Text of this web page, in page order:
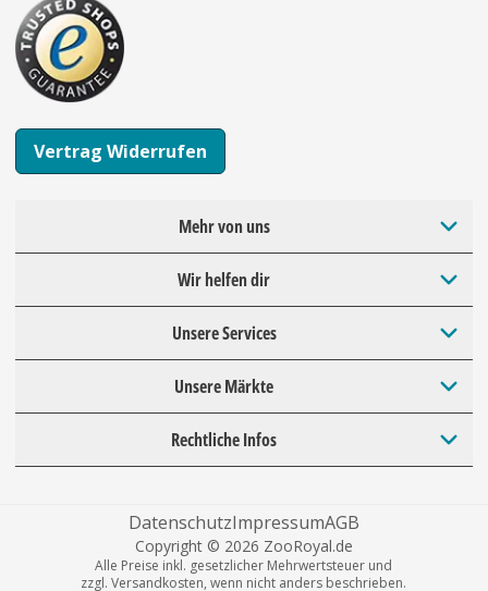
Vertrag Widerrufen
Mehr von uns
Wir helfen dir
Unsere Services
Unsere Märkte
Rechtliche Infos
DatenschutzImpressumAGB
Copyright © 2026 ZooRoyal.de
Alle Preise inkl. gesetzlicher Mehrwertsteuer und
zzgl. Versandkosten, wenn nicht anders beschrieben.